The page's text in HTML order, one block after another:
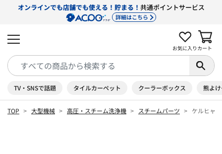
オンラインでも店舗でも使える！貯まる！ 共通ポイントサービス
詳細はこちら
お気に入り カート
TV・SNSで話題 タイルカーペット クーラーボックス 熊よ
TOP 大型機械 高圧・スチーム洗浄機 スチームパーツ ケルヒャ